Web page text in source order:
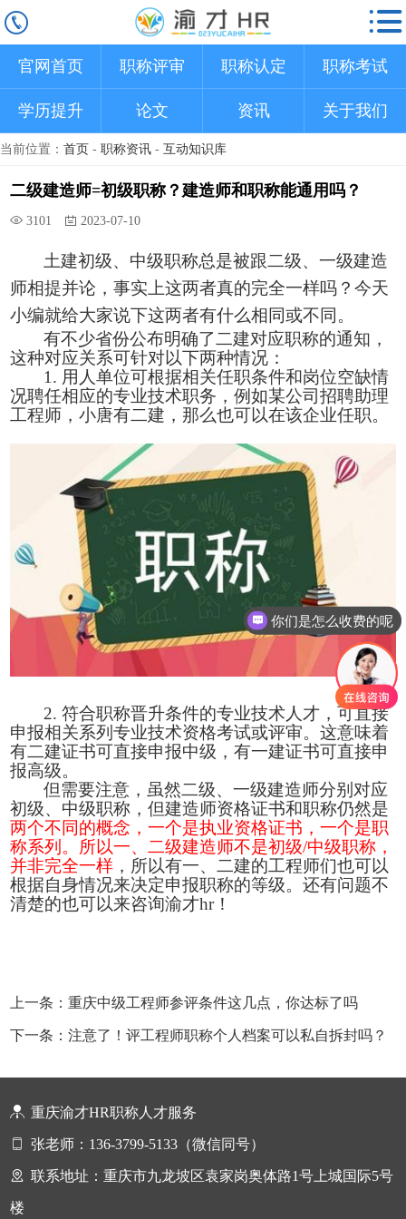
官网首页 职称评审 职称认定 职称考试
学历提升 论文 资讯 关于我们
当前位置： 首页 - 职称资讯 - 互动知识库
二级建造师=初级职称？建造师和职称能通用吗？
3101 2023-07-10
土建初级、中级职称总是被跟二级、一级建造
师相提并论，事实上这两者真的完全一样吗？今天
小编就给大家说下这两者有什么相同或不同。
有不少省份公布明确了二建对应职称的通知，
这种对应关系可针对以下两种情况：
1. 用人单位可根据相关任职条件和岗位空缺情
况聘任相应的专业技术职务，例如某公司招聘助理
工程师，小唐有二建，那么也可以在该企业任职。
2. 符合职称晋升条件的专业技术人才，可直接
申报相关系列专业技术资格考试或评审。这意味着
有二建证书可直接申报中级，有一建证书可直接申
报高级。
但需要注意，虽然二级、一级建造师分别对应
初级、中级职称，但建造师资格证书和职称仍然是
两个不同的概念，一个是执业资格证书，一个是职
称系列。所以一、二级建造师不是初级/中级职称，
并非完全一样 ，所以有一、二建的工程师们也可以
根据自身情况来决定申报职称的等级。还有问题不
清楚的也可以来咨询渝才hr！
上一条：重庆中级工程师参评条件这几点，你达标了吗
下一条：注意了！评工程师职称个人档案可以私自拆封吗？
重庆渝才HR职称人才服务
张老师：136-3799-5133（微信同号）
联系地址：重庆市九龙坡区袁家岗奥体路1号上城国际5号
楼
你们是怎么收费的呢